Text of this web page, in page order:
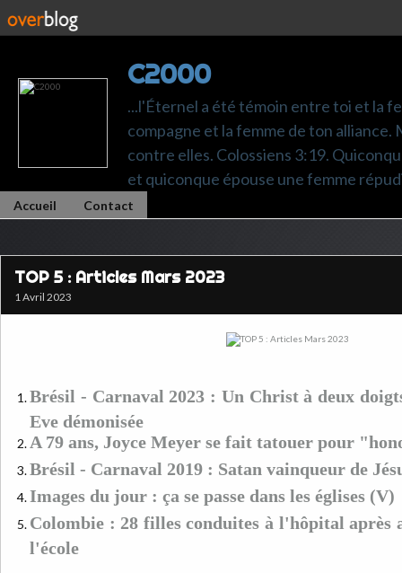
C2000
...l'Éternel a été témoin entre toi et la
compagne et la femme de ton alliance.
contre elles. Colossiens 3:19.
et quiconque épouse une femme
Accueil Contact
TOP 5 : Articles Mars 2023
1 Avril 2023
Brésil - Carnaval 2023 : Un Christ à deux
Eve démonisée
A 79 ans, Joyce Meyer se fait tatouer pour
Brésil - Carnaval 2019 : Satan vainqueur de
Images du jour : ça se passe dans les églises (V)
Colombie : 28 filles conduites à l'hôpital après
l'école